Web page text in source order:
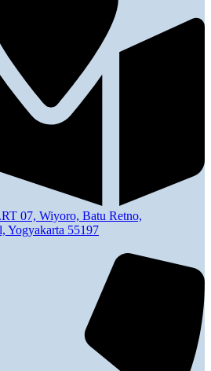
07, Wiyoro, Batu Retno,
Yogyakarta 55197